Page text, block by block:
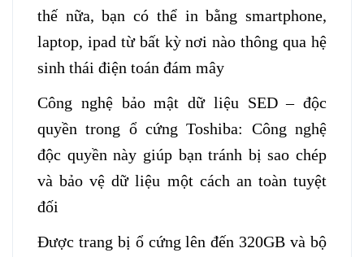
thế nữa, bạn có thể in bằng smartphone,
laptop, ipad từ bất kỳ nơi nào thông qua hệ
sinh thái điện toán đám mây
Công nghệ bảo mật dữ liệu SED – độc
quyền trong ổ cứng Toshiba: Công nghệ
độc quyền này giúp bạn tránh bị sao chép
và bảo vệ dữ liệu một cách an toàn tuyệt
đối
Được trang bị ổ cứng lên đến 320GB và bộ